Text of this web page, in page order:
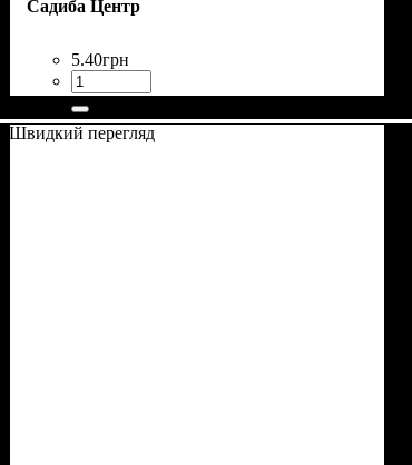
Садиба Центр
5.40грн
Швидкий перегляд